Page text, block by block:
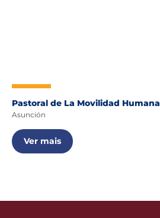
Pastoral de La Movilidad Humana
Asunción
Ver mais